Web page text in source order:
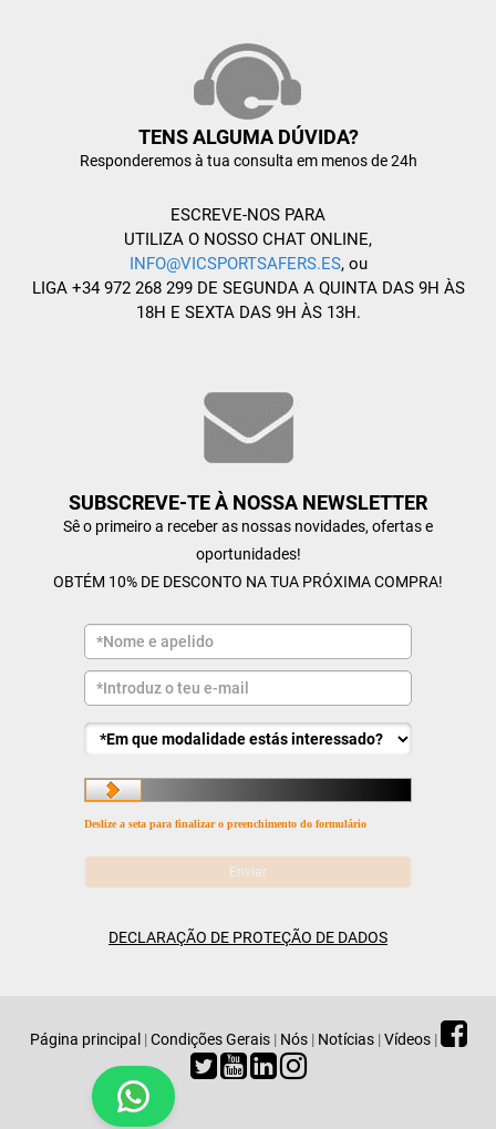
TENS ALGUMA DÚVIDA?
Responderemos à tua consulta em menos de 24h
ESCREVE-NOS PARA
UTILIZA O NOSSO CHAT ONLINE,
INFO@VICSPORTSAFERS.ES, ou
LIGA +34 972 268 299 DE SEGUNDA A QUINTA DAS 9H ÀS
18H E SEXTA DAS 9H ÀS 13H.
SUBSCREVE-TE À NOSSA NEWSLETTER
Sê o primeiro a receber as nossas novidades, ofertas e
oportunidades!
OBTÉM 10% DE DESCONTO NA TUA PRÓXIMA COMPRA!
Deslize a seta para finalizar o preenchimento do formulário
DECLARAÇÃO DE PROTEÇÃO DE DADOS
Página principal | Condições Gerais | Nós | Notícias | Vídeos |